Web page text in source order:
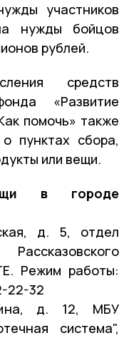
участников
нужды бойцов
рублей.
средств
«Развитие
помочь» также
пунктах сбора,
или вещи.
в городе
д. 5, отдел
Режим работы:
22-32
д. 12, МБУ
система",